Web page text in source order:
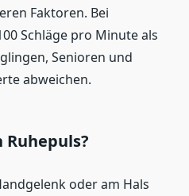
Faktoren. Bei
Schläge pro Minute als
Senioren und
abweichen.
oder am Hals